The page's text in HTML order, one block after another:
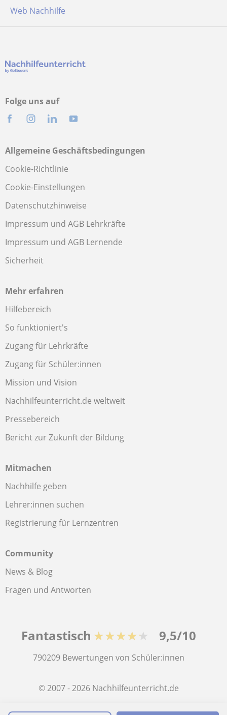
Web Nachhilfe
Folge uns auf
Allgemeine Geschäftsbedingungen
Cookie-Richtlinie
Cookie-Einstellungen
Datenschutzhinweise
Impressum und AGB Lehrkräfte
Impressum und AGB Lernende
Sicherheit
Mehr erfahren
Hilfebereich
So funktioniert's
Zugang für Lehrkräfte
Zugang für Schüler:innen
Mission und Vision
Nachhilfeunterricht.de weltweit
Pressebereich
Bericht zur Zukunft der Bildung
Mitmachen
Nachhilfe geben
Lehrer:innen suchen
Registrierung für Lernzentren
Community
News & Blog
Fragen und Antworten
Fantastisch ★★★★★ 9,5/10
790209 Bewertungen von Schüler:innen
© 2007 - 2026 Nachhilfeunterricht.de